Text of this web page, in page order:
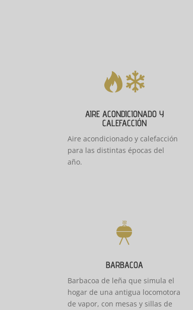
AIRE ACONDICIONADO Y
CALEFACCIÓN
Aire acondicionado y calefacción
para las distintas épocas del
año.
BARBACOA
Barbacoa de leña que simula el
hogar de una antigua locomotora
de vapor, con mesas y sillas de